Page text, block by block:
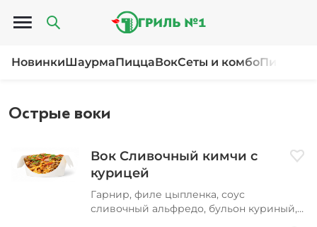
Открыть меню
НовинкиШаурмаПиццаВокСеты и комбоПироги
Острые воки
Вок Сливочный кимчи с
курицей
Гарнир, филе цыпленка, соус
сливочный альфредо, бульон куриный,